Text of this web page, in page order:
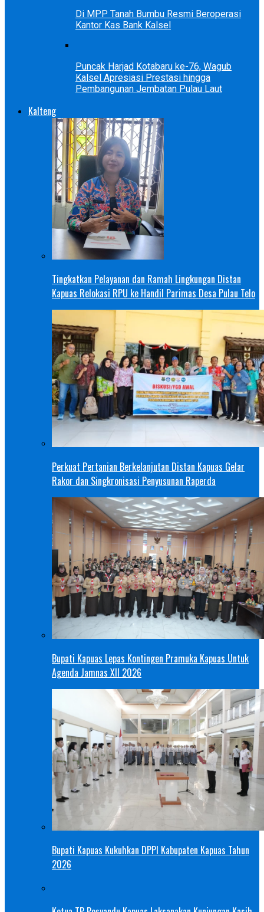
Di MPP Tanah Bumbu Resmi Beroperasi
Kantor Kas Bank Kalsel
Puncak Harjad Kotabaru ke-76, Wagub
Kalsel Apresiasi Prestasi hingga
Pembangunan Jembatan Pulau Laut
Kalteng
Tingkatkan Pelayanan dan Ramah Lingkungan Distan
Kapuas Relokasi RPU ke Handil Parimas Desa Pulau Telo
Perkuat Pertanian Berkelanjutan Distan Kapuas Gelar
Rakor dan Singkronisasi Penyusunan Raperda
Bupati Kapuas Lepas Kontingen Pramuka Kapuas Untuk
Agenda Jamnas XII 2026
Bupati Kapuas Kukuhkan DPPI Kabupaten Kapuas Tahun
2026